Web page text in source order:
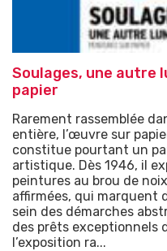
Soulages, une autre
papier
Rarement rassemblée
entière, l’œuvre sur
constitue pourtant un
artistique. Dès 1946, il
peintures au brou de
affirmées, qui marquent
sein des démarches
des prêts exceptionnels
l’exposition ra...